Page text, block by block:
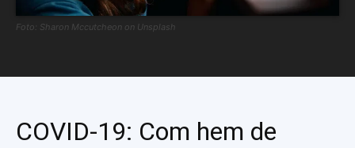
Foto: Sharon Mccutcheon on Unsplash
COVID-19: Com hem de